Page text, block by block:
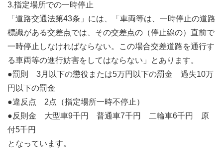
3.指定場所での一時停止
「道路交通法第43条」には、「車両等は、一時停止の道路
標識がある交差点では、その交差点の（停止線の）直前で
一時停止しなければならない。この場合交差道路を通行す
る車両等の進行妨害をしてはならない」とあります。
●罰則 3月以下の懲役または5万円以下の罰金 過失10万
円以下の罰金
●違反点 2点（指定場所一時不停止）
●反則金 大型車9千円 普通車7千円 二輪車6千円 原
付5千円
となっています。